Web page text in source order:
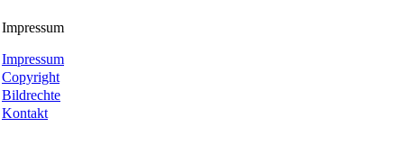
Impressum
Impressum
Copyright
Bildrechte
Kontakt